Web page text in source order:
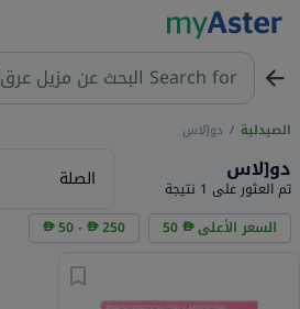
Search for البحث عن مزيل عرق
الصيدلية / دو[لاس
دو[لاس
تم العثور على 1 نتيجة
السعر الأعلى
50 - 250